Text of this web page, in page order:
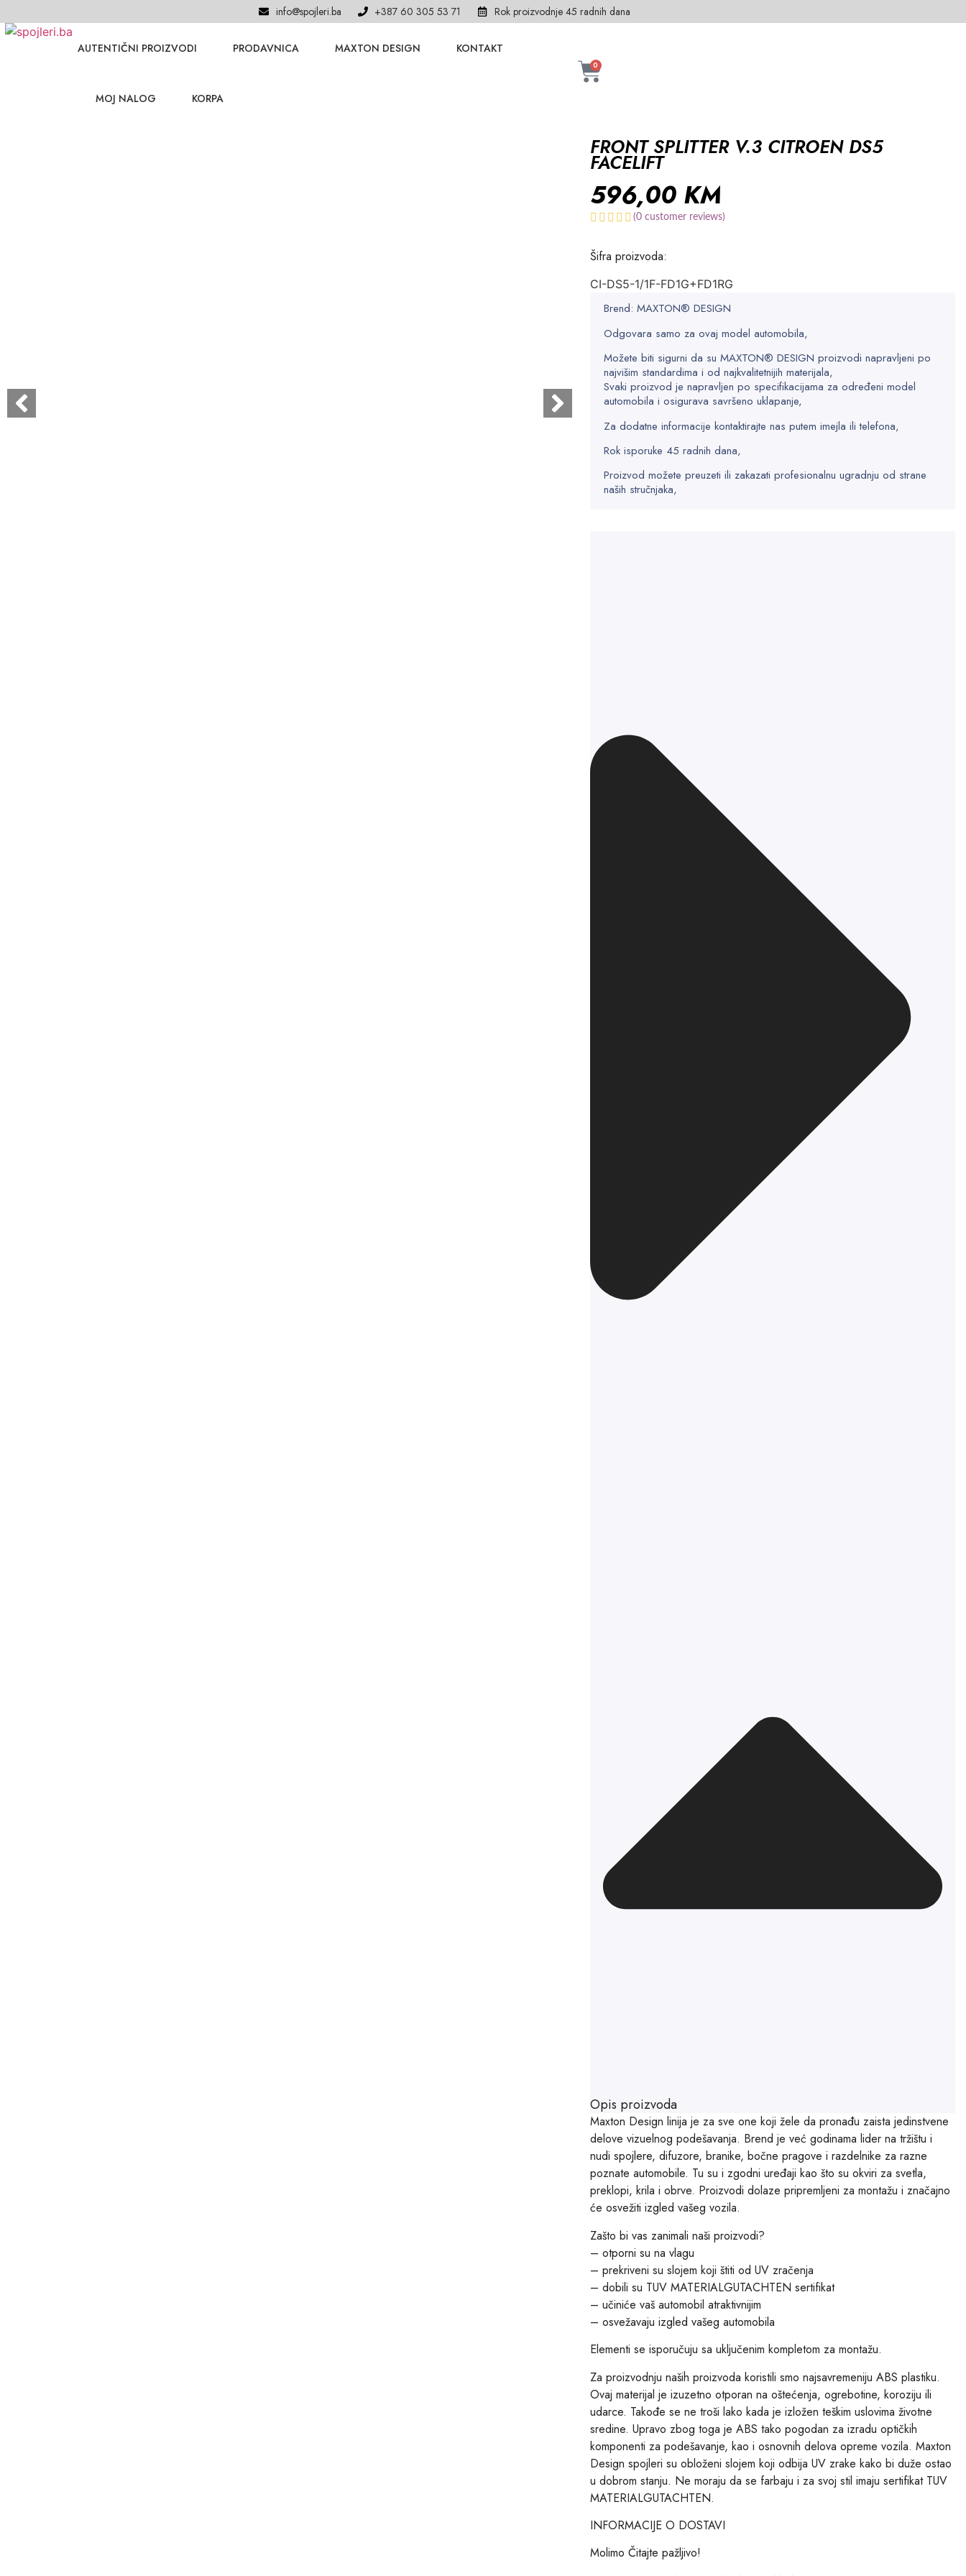
info@spojleri.ba +387 60 305 53 71 Rok proizvodnje 45 radnih dana
AUTENTIČNI PROIZVODI PRODAVNICA MAXTON DESIGN KONTAKT
MOJ NALOG KORPA
0
FRONT SPLITTER V.3 CITROEN DS5
FACELIFT
596,00 KM
(0 customer reviews)
Šifra proizvoda:
CI-DS5-1/1F-FD1G+FD1RG
Brend: MAXTON® DESIGN
Odgovara samo za ovaj model automobila,
Možete biti sigurni da su MAXTON® DESIGN proizvodi napravljeni po
najvišim standardima i od najkvalitetnijih materijala,
Svaki proizvod je napravljen po specifikacijama za određeni model
automobila i osigurava savršeno uklapanje,
Za dodatne informacije kontaktirajte nas putem imejla ili telefona,
Rok isporuke 45 radnih dana,
Proizvod možete preuzeti ili zakazati profesionalnu ugradnju od strane
naših stručnjaka,
Opis proizvoda
Maxton Design linija je za sve one koji žele da pronađu zaista jedinstvene
delove vizuelnog podešavanja. Brend je već godinama lider na tržištu i
nudi spojlere, difuzore, branike, bočne pragove i razdelnike za razne
poznate automobile. Tu su i zgodni uređaji kao što su okviri za svetla,
preklopi, krila i obrve. Proizvodi dolaze pripremljeni za montažu i značajno
će osvežiti izgled vašeg vozila.
Zašto bi vas zanimali naši proizvodi?
– otporni su na vlagu
– prekriveni su slojem koji štiti od UV zračenja
– dobili su TUV MATERIALGUTACHTEN sertifikat
– učiniće vaš automobil atraktivnijim
– osvežavaju izgled vašeg automobila
Elementi se isporučuju sa uključenim kompletom za montažu.
Za proizvodnju naših proizvoda koristili smo najsavremeniju ABS plastiku.
Ovaj materijal je izuzetno otporan na oštećenja, ogrebotine, koroziju ili
udarce. Takođe se ne troši lako kada je izložen teškim uslovima životne
sredine. Upravo zbog toga je ABS tako pogodan za izradu optičkih
komponenti za podešavanje, kao i osnovnih delova opreme vozila. Maxton
Design spojleri su obloženi slojem koji odbija UV zrake kako bi duže ostao
u dobrom stanju. Ne moraju da se farbaju i za svoj stil imaju sertifikat TUV
MATERIALGUTACHTEN.
INFORMACIJE O DOSTAVI
Molimo Čitajte pažljivo!